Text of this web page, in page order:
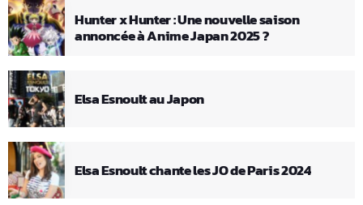
Hunter x Hunter : Une nouvelle saison
annoncée à Anime Japan 2025 ?
Elsa Esnoult au Japon
Elsa Esnoult chante les JO de Paris 2024